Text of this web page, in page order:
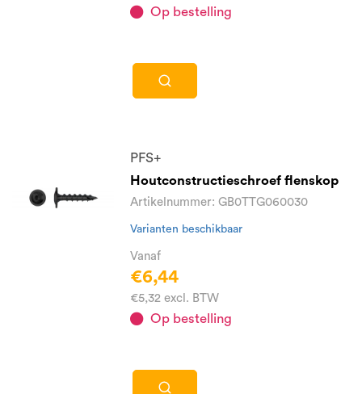
Op bestelling
PFS+
Houtconstructieschroef flenskop
Artikelnummer: GB0TTG060030
Varianten beschikbaar
Vanaf
€6,44
€5,32 excl. BTW
Op bestelling